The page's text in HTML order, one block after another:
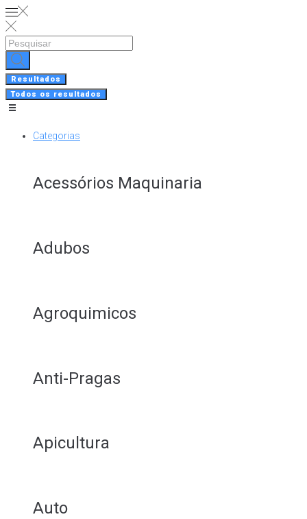
Skip
to
content
Search
Resultados
Todos os resultados
Categorias
Acessórios Maquinaria
Adubos
Agroquimicos
Anti-Pragas
Apicultura
Auto